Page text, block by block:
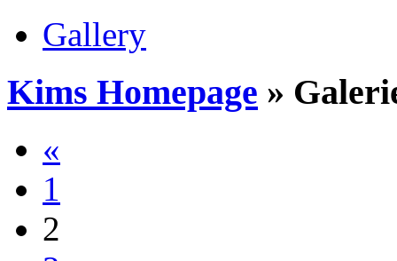
Gallery
Kims Homepage »
«
1
2